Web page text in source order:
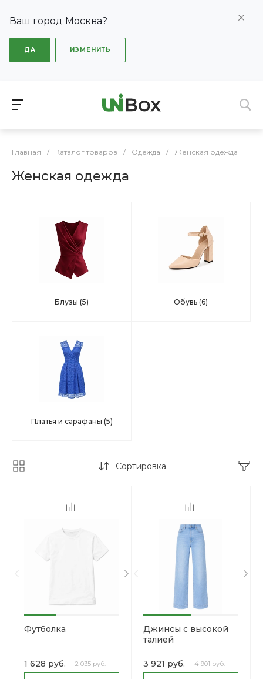
Ваш город Москва?
ДА ИЗМЕНИТЬ
Главная / Каталог товаров / Одежда / Женская одежда
Женская одежда
Блузы (5) Обувь (6)
Платья и сарафаны (5)
Сортировка
Футболка
1 628 руб. 2 035 руб.
Джинсы с высокой
талией
3 921 руб. 4 901 руб.